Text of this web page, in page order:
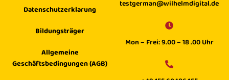
Datenschutzerklarung
Bildungsträger
Allgemeine
Geschäftsbedingungen (AGB)
testgerman@wilhelmdigital.de
Mon – Frei: 9.00 – 18 .00 Uhr